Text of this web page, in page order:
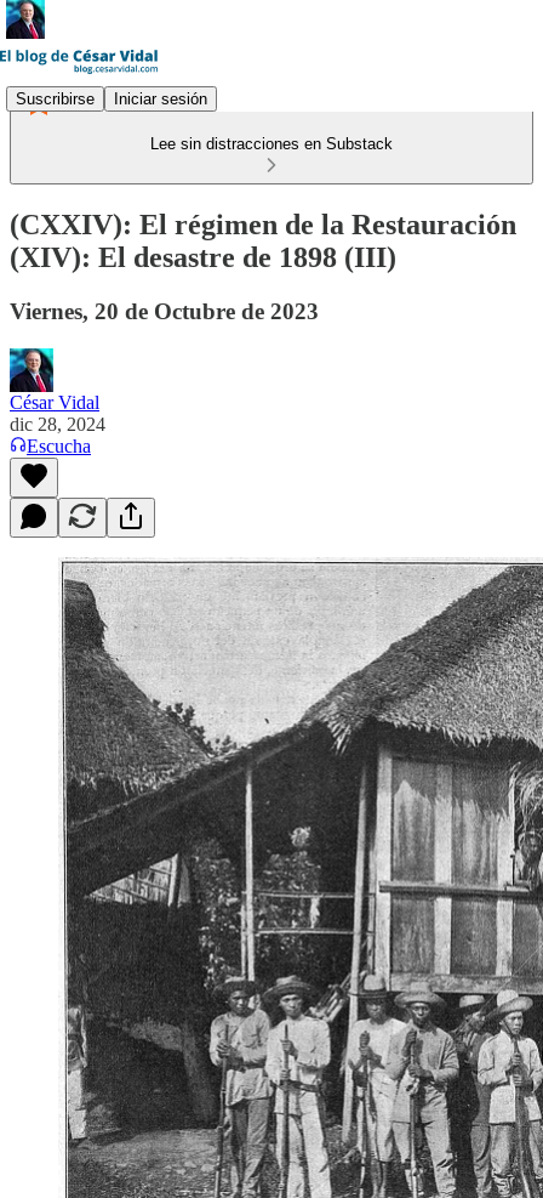
Suscribirse Iniciar sesión
Lee sin distracciones en Substack
(CXXIV): El régimen de la Restauración
(XIV): El desastre de 1898 (III)
Viernes, 20 de Octubre de 2023
César Vidal
dic 28, 2024
Escucha